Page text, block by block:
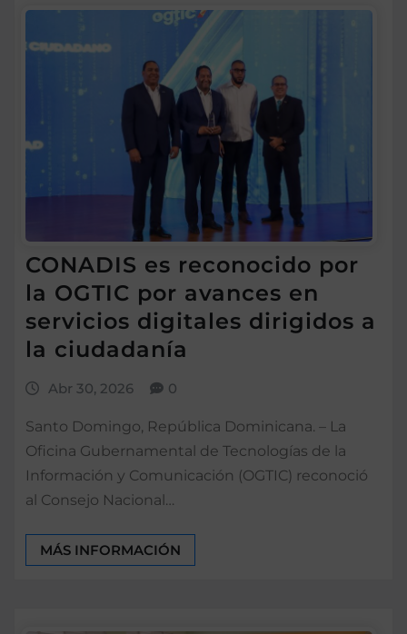
CONADIS es reconocido por
la OGTIC por avances en
servicios digitales dirigidos a
la ciudadanía
Abr 30, 2026 0
Santo Domingo, República Dominicana. – La
Oficina Gubernamental de Tecnologías de la
Información y Comunicación (OGTIC) reconoció
al Consejo Nacional…
MÁS INFORMACIÓN